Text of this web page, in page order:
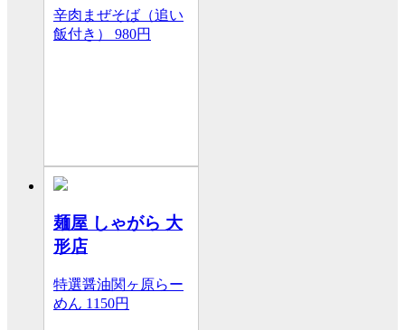
辛肉まぜそば（追い
飯付き） 980円
麺屋 しゃがら 大
形店
特選醤油関ヶ原らー
めん 1150円